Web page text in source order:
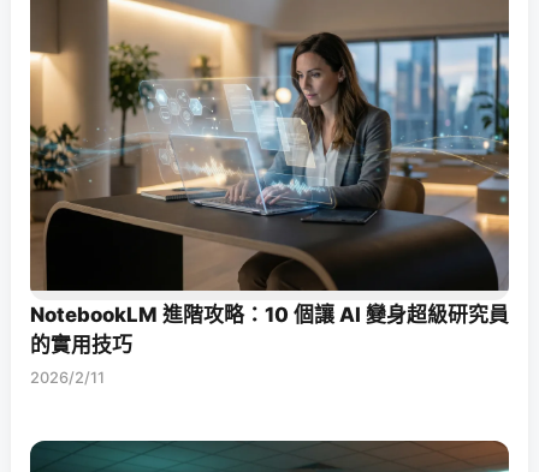
NotebookLM 進階攻略：10 個讓 AI 變身超級研究員
的實用技巧
2026/2/11